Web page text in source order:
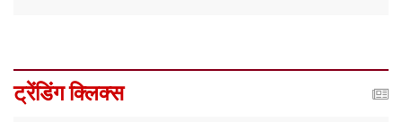
ट्रेंडिंग क्लिक्स